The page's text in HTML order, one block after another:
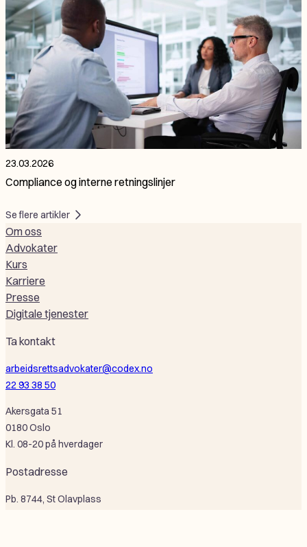
Se flere artikler
23.03.2026
Compliance og interne retningslinjer
Ta kontakt
arbeidsrettsadvokater@codex.no
22 93 38 50
Akersgata 51
0180 Oslo
Kl. 08-20 på hverdager
Postadresse
Pb. 8744, St Olavplass
Om oss
Advokater
Kurs
Karriere
Presse
Digitale tjenester